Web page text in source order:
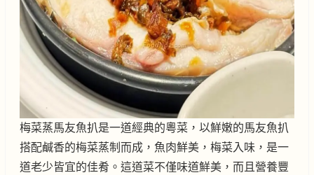
梅菜蒸馬友魚扒是一道經典的粵菜，以鮮嫩的馬友魚扒
搭配鹹香的梅菜蒸制而成，魚肉鮮美，梅菜入味，是一
道老少皆宜的佳肴。這道菜不僅味道鮮美，而且營養豐